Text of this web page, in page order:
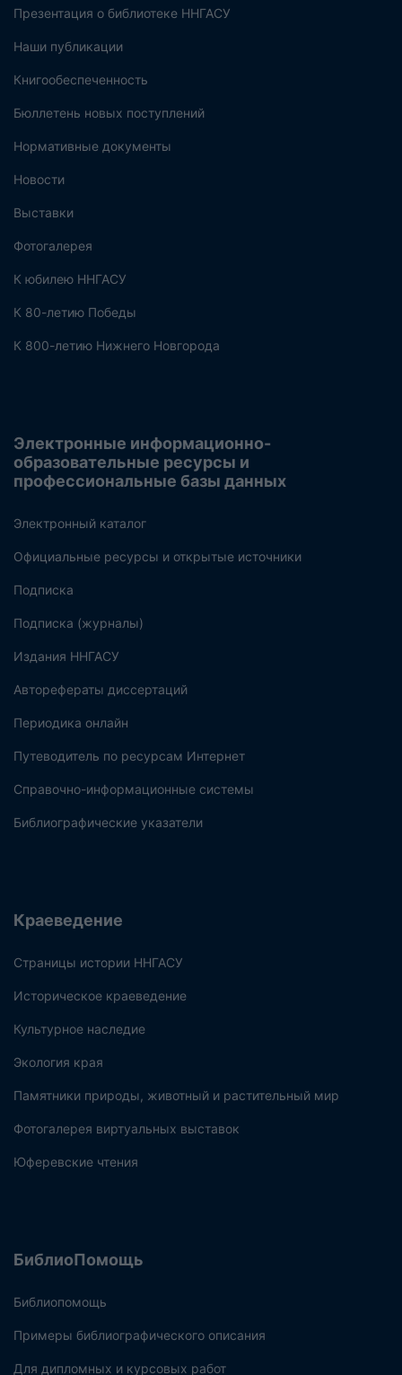
Презентация о библиотеке ННГАСУ
Наши публикации
Книгообеспеченность
Бюллетень новых поступлений
Нормативные документы
Новости
Выставки
Фотогалерея
К юбилею ННГАСУ
К 80-летию Победы
К 800-летию Нижнего Новгорода
Электронные информационно-
образовательные ресурсы и
профессиональные базы данных
Электронный каталог
Официальные ресурсы и открытые источники
Подписка
Подписка (журналы)
Издания ННГАСУ
Авторефераты диссертаций
Периодика онлайн
Путеводитель по ресурсам Интернет
Справочно-информационные системы
Библиографические указатели
Краеведение
Страницы истории ННГАСУ
Историческое краеведение
Культурное наследие
Экология края
Памятники природы, животный и растительный мир
Фотогалерея виртуальных выставок
Юферевские чтения
БиблиоПомощь
Библиопомощь
Примеры библиографического описания
Для дипломных и курсовых работ